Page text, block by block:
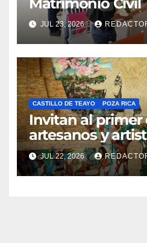
JUL 23, 2026
CASTILLO DE TEAYO POZA RICA
Invitan al primer
artesanos y
JUL 22, 2026